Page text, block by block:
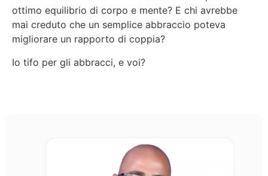
ottimo equilibrio di corpo e mente? E chi avrebbe
mai creduto che un semplice abbraccio poteva
migliorare un rapporto di coppia?
Io tifo per gli abbracci, e voi?